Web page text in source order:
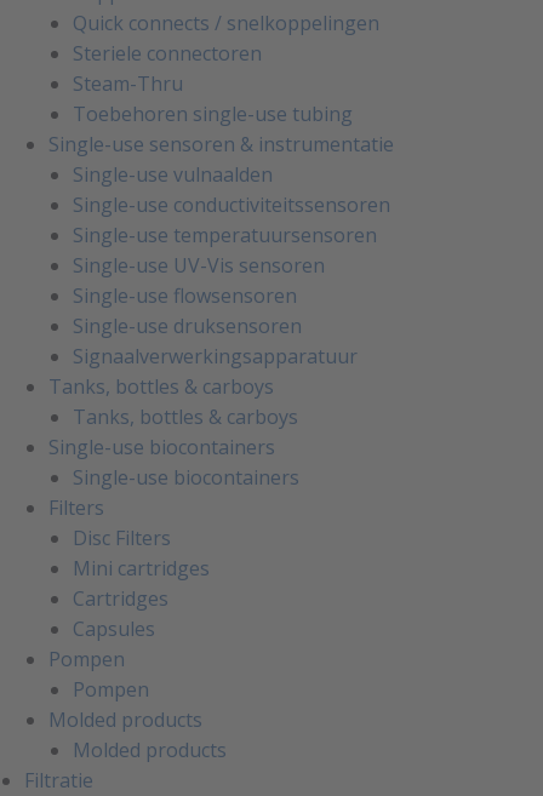
Quick connects / snelkoppelingen
Steriele connectoren
Steam-Thru
Toebehoren single-use tubing
Single-use sensoren & instrumentatie
Single-use vulnaalden
Single-use conductiviteitssensoren
Single-use temperatuursensoren
Single-use UV-Vis sensoren
Single-use flowsensoren
Single-use druksensoren
Signaalverwerkingsapparatuur
Tanks, bottles & carboys
Tanks, bottles & carboys
Single-use biocontainers
Single-use biocontainers
Filters
Disc Filters
Mini cartridges
Cartridges
Capsules
Pompen
Pompen
Molded products
Molded products
Filtratie